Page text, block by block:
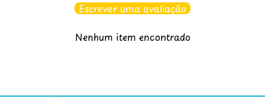
Escrever uma avaliação
Nenhum item encontrado